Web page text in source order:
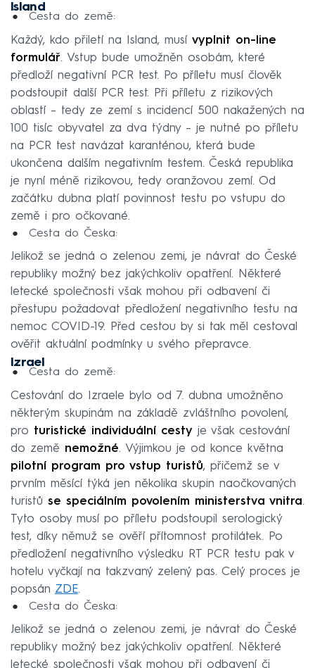
Island
Cesta do země:
Každý, kdo přiletí na Island, musí vyplnit on-line
formulář. Vstup bude umožněn osobám, které
předloží negativní PCR test. Po příletu musí člověk
podstoupit další PCR test. Při příletu z rizikových
oblastí – tedy ze zemí s incidencí 500 nakažených na
100 tisíc obyvatel za dva týdny – je nutné po příletu
na PCR test navázat karanténou, která bude
ukončena dalším negativním testem. Česká republika
je nyní méně rizikovou, tedy oranžovou zemí. Od
začátku dubna platí povinnost testu po vstupu do
země i pro očkované.
Cesta do Česka:
Jelikož se jedná o zelenou zemi, je návrat do České
republiky možný bez jakýchkoliv opatření. Některé
letecké společnosti však mohou při odbavení či
přestupu požadovat předložení negativního testu na
nemoc COVID-19. Před cestou by si tak měl cestoval
ověřit aktuální podmínky u svého přepravce.
Izrael
Cesta do země:
Cestování do Izraele bylo od 7. dubna umožněno
některým skupinám na základě zvláštního povolení,
pro turistické individuální cesty je však cestování
do země nemožné. Výjimkou je od konce května
pilotní program pro vstup turistů, přičemž se v
prvním měsící týká jen několika skupin naočkovaných
turistů se speciálním povolením ministerstva vnitra.
Tyto osoby musí po příletu podstoupil serologický
test, díky němuž se ověří přítomnost protilátek. Po
předložení negativního výsledku RT PCR testu pak v
hotelu vyčkají na takzvaný zelený pas. Celý proces je
popsán ZDE.
Cesta do Česka:
Jelikož se jedná o zelenou zemi, je návrat do České
republiky možný bez jakýchkoliv opatření. Některé
letecké společnosti však mohou při odbavení či